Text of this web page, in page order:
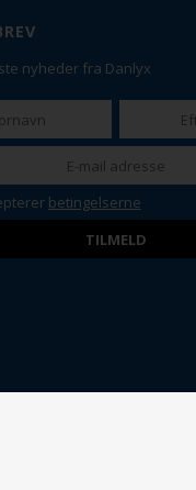
nyheder fra Danlyx
betingelserne